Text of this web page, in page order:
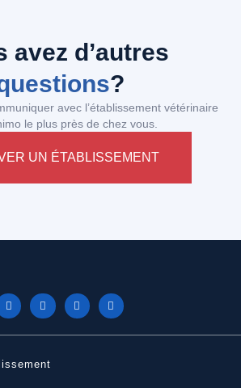
avez d’autres
?
avec l’établissement vétérinaire
le plus près de chez vous.
UN ÉTABLISSEMENT